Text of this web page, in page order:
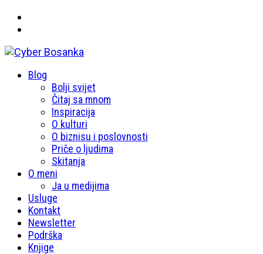
Cyber Bosanka
Primary
Blog
Bolji svijet
Čitaj sa mnom
Inspiracija
O kulturi
O biznisu i poslovnosti
Priče o ljudima
Skitanja
O meni
Ja u medijima
Usluge
Kontakt
Newsletter
Podrška
Knjige